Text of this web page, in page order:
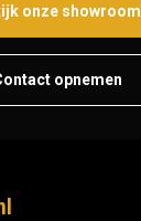
onze showroom
opnemen